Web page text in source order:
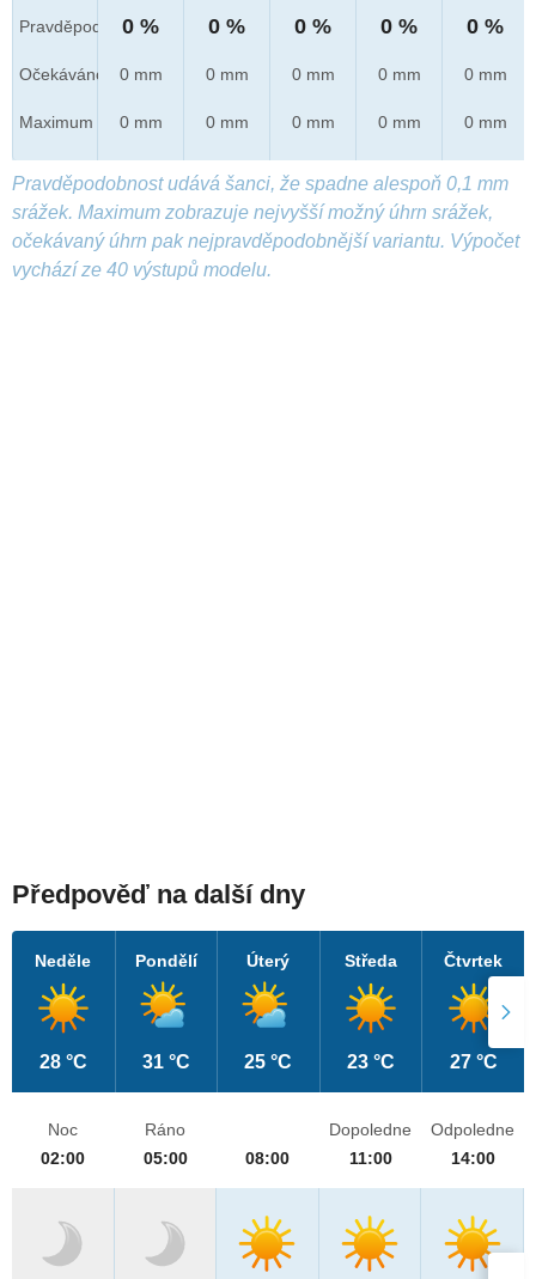
Pravděpod.
Očekáváno
Maximum
0 %
0 mm
0 mm
0 %
0 mm
0 mm
0 %
0 mm
0 mm
0 %
0 mm
0 mm
0 %
0 mm
0 mm
Pravděpodobnost udává šanci, že spadne alespoň 0,1 mm
srážek. Maximum zobrazuje nejvyšší možný úhrn srážek,
očekávaný úhrn pak nejpravděpodobnější variantu. Výpočet
vychází ze 40 výstupů modelu.
Předpověď na další dny
Neděle
28 °C
Pondělí
31 °C
Úterý
25 °C
Středa
23 °C
Čtvrtek
27 °C
Noc
02:00
Ráno
05:00
08:00
Dopoledne
11:00
Odpoledne
14:00